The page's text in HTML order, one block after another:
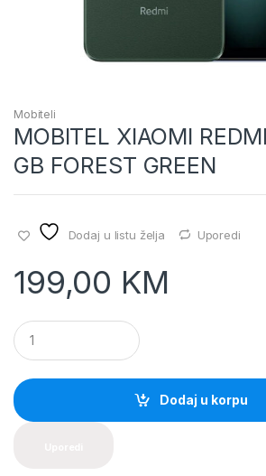
Mobiteli
MOBITEL XIAOMI
GB FOREST GREEN
Dodaj u listu želja Uporedi
199,00 KM
Q
u
a
t
i
Dodaj u korpu